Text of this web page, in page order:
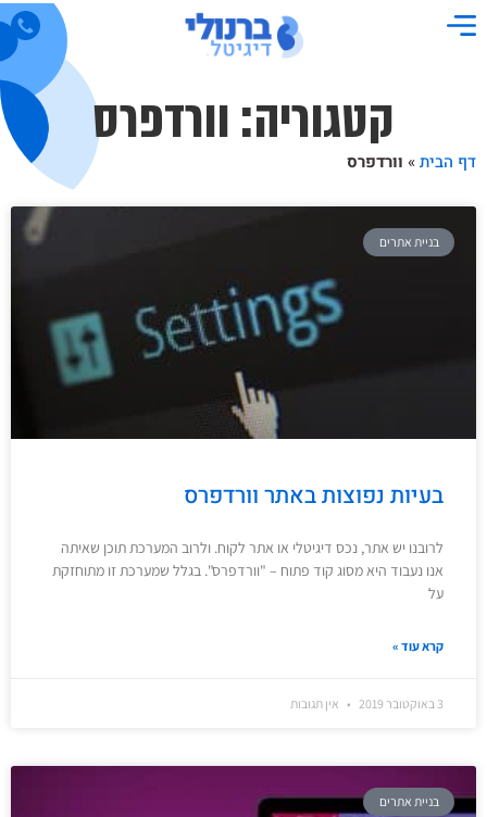
קטגוריה: וורדפרס
דף הבית» וורדפרס
בניית אתרים
בעיות נפוצות באתר וורדפרס
לרובנו יש אתר, נכס דיגיטלי או אתר לקוח. ולרוב המערכת תוכן שאיתה
אנו נעבוד היא מסוג קוד פתוח – "וורדפרס". בגלל שמערכת זו מתוחזקת
על
קרא עוד »
3 באוקטובר 2019 אין תגובות
בניית אתרים